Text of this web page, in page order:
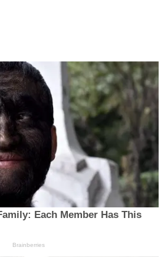
Each Member Has This
Brainberries